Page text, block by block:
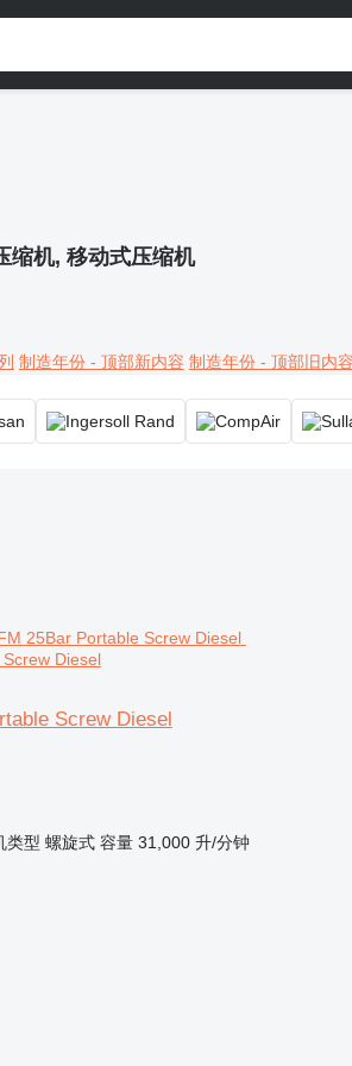
缩机, 移动式压缩机
制造年份 - 顶部新内容 制造年份 - 顶部旧内容
Diesel
Screw Diesel
类型 螺旋式 容量 31,000 升/分钟